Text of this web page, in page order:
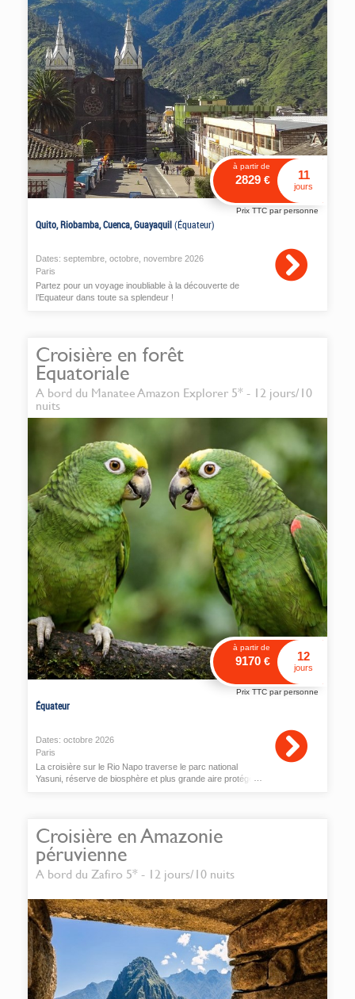
à partir de
2829€ 11
jours
Prix TTC par personne
Quito, Riobamba, Cuenca, Guayaquil(Équateur)
Dates: septembre octobre novembre 2026
Paris
Partez pour un voyage inoubliable à la découverte de
l’Equateur dans toute sa splendeur !
Croisière en forêt
Equatoriale
A bord du Manatee Amazon Explorer 5* - 12 jours/10
nuits
à partir de
9170€ 12
jours
Prix TTC par personne
Équateur
Dates: octobre 2026
Paris
La croisière sur le Rio Napo traverse le parc national
Yasuni, réserve de biosphère et plus grande aire protégée
Croisière en Amazonie
péruvienne
A bord du Zafiro 5* - 12 jours/10 nuits